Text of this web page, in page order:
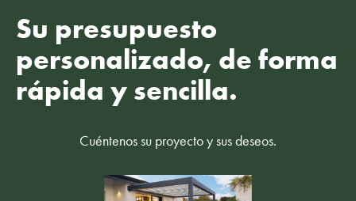
Su presupuesto
personalizado, de forma
rápida y sencilla.
Cuéntenos su proyecto y sus deseos.